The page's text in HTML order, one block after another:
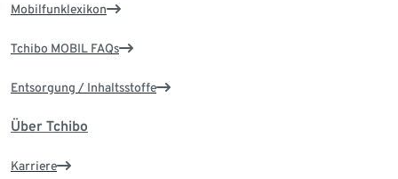
Mobilfunklexikon
Tchibo MOBIL FAQs
Entsorgung / Inhaltsstoffe
Über Tchibo
Karriere